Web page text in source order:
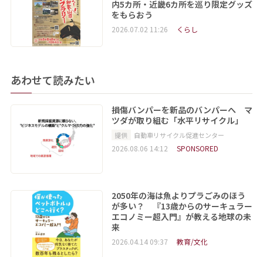
内5カ所・近畿6カ所を巡り限定グッズ
をもらおう
2026.07.02 11:26 くらし
あわせて読みたい
損傷バンパーを新品のバンパーへ マ
ツダが取り組む「水平リサイクル」
提供 自動車リサイクル促進センター
2026.08.06 14:12 SPONSORED
2050年の海は魚よりプラごみのほう
が多い？ 『13歳からのサーキュラー
エコノミー超入門』が教える地球の未
来
2026.04.14 09:37 教育/文化